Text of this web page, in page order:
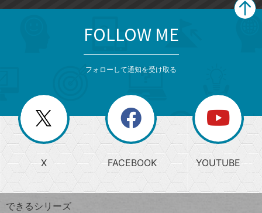
じ
る
search
検
索
上
昇
ワ
ー
閉
じ
る
ー
か
ら
探
す
FOLLOW ME
フォローして通知を受け取る
X FACEBOOK YOUTUBE
できるシリーズ